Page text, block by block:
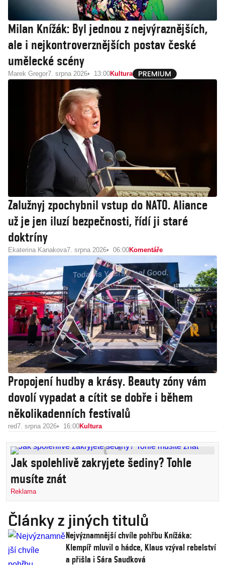
Milan Knížák: Byl jednou z nejvýraznějších,
ale i nejkontroverznějších postav české
umělecké scény
Marek Gregor7. srpna 2026 13:00Kultura
Zalužnyj zpochybnil vstup do NATO. Aliance
už je jen iluzí bezpečnosti, řídí ji staré
doktríny
Ekaterina Kanakova7. srpna 2026 06:00Komentáře
Propojení hudby a krásy. Beauty zóny vám
dovolí vypadat a cítit se dobře i během
několikadenních festivalů
red7. srpna 2026 16:00Kultura
Jak spolehlivě zakryjete šediny? Tohle
musíte znát
Reklama
Články z jiných titulů
Nejvýznamnější chvíle pohřbu Knížáka:
Klempíř mluvil o hádce, Klaus vzýval rebelství
a přišla i Sára Saudková